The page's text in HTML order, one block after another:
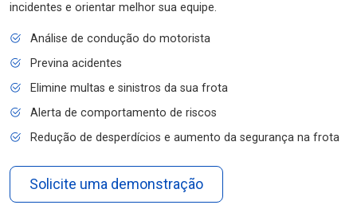
incidentes e orientar melhor sua equipe.
Análise de condução do motorista
Previna acidentes
Elimine multas e sinistros da sua frota
Alerta de comportamento de riscos
Redução de desperdícios e aumento da segurança na frota
Solicite uma demonstração